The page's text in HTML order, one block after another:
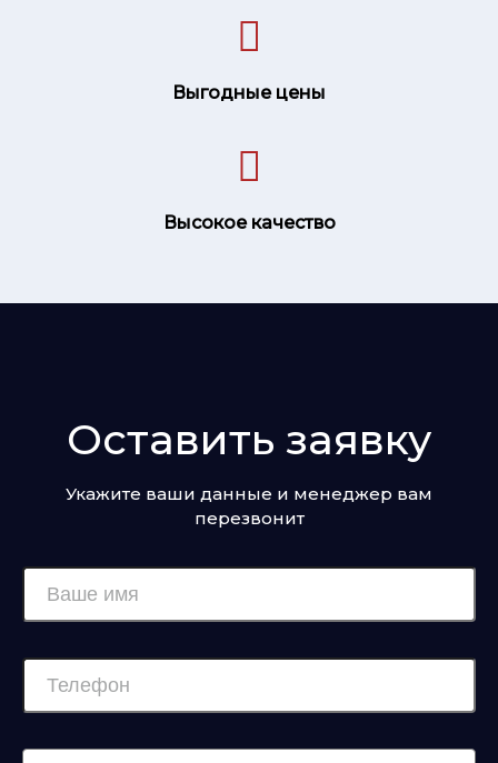
Выгодные цены
Высокое качество
Оставить заявку
Укажите ваши данные и менеджер вам
перезвонит